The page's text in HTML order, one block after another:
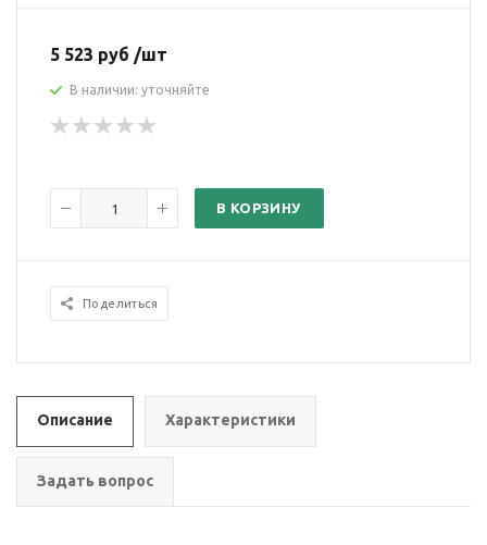
5 523 руб /шт
В наличии: уточняйте
В КОРЗИНУ
Поделиться
Описание Характеристики
Задать вопрос